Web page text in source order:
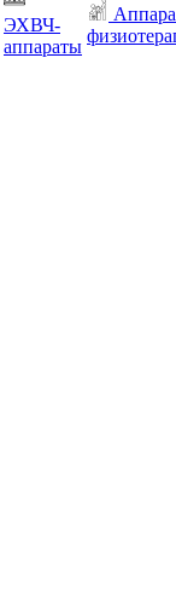
ЭХВЧ-
аппараты